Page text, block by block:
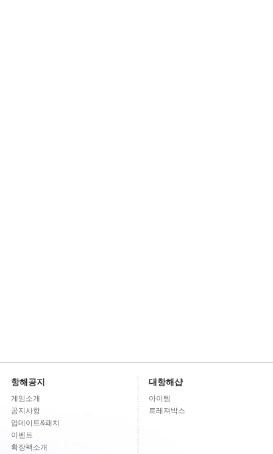
항해공지
게임소개
공지사항
업데이트&패치
이벤트
확장팩소개
대항해샵
아이템
트레져박스